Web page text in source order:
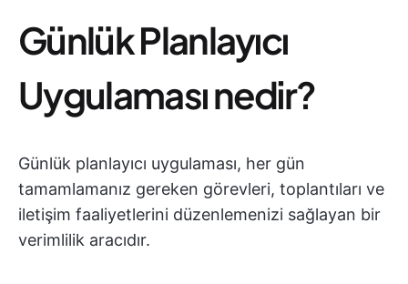
Günlük Planlayıcı
Uygulaması nedir?
Günlük planlayıcı uygulaması, her gün
tamamlamanız gereken görevleri, toplantıları ve
iletişim faaliyetlerini düzenlemenizi sağlayan bir
verimlilik aracıdır.